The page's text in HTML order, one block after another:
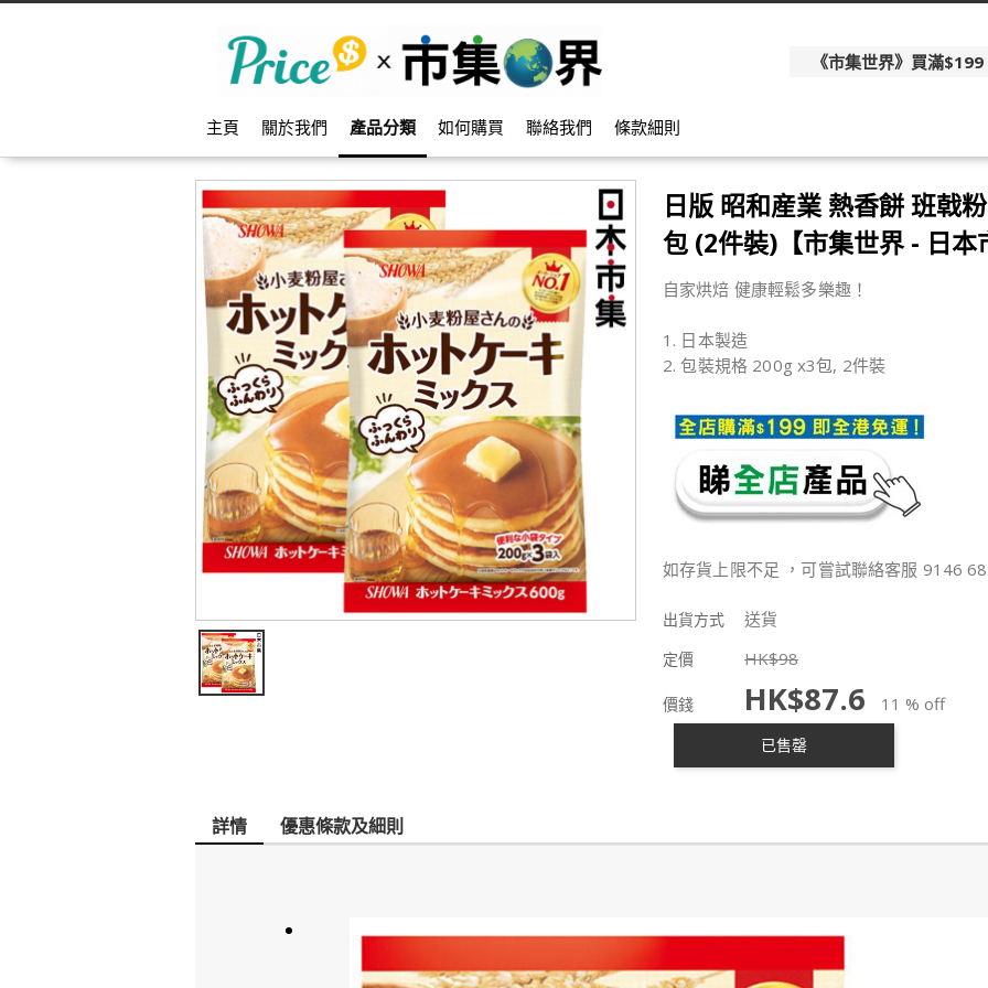
《市集世界》買滿
主頁 關於我們 產品分類 如何購買 聯絡我們 條款細則
日版 昭和産業 熱香餅 班戟
包 (2件裝)【市集世界 - 日本
自家烘焙 健康輕鬆多樂趣！
1. 日本製造
2. 包裝規格 200g x3包, 2件裝
如存貨上限不足 ，可嘗試聯絡客服 9146
出貨方式 送貨
定價 HK$98
價錢 HK$87.6 11 % off
已售罄
詳情 優惠條款及細則